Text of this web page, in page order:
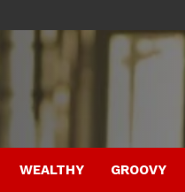
WEALTHY GROOVY